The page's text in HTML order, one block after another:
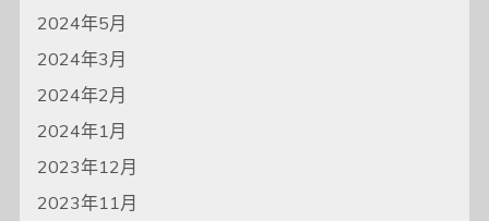
2024年5月
2024年3月
2024年2月
2024年1月
2023年12月
2023年11月